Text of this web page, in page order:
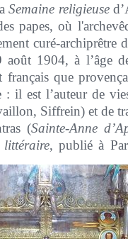
Semaine religieuse
papes, où
curé-archiprêtre
août 1904, à l’âge
français que
: il est l’auteur de
Siffrein) et de
(Sainte-Anne
, publié à